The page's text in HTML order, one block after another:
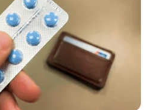
Artesanais e